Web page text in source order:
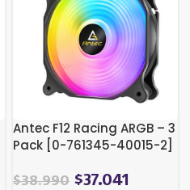
Antec F12 Racing ARGB – 3
Pack [0-761345-40015-2]
$38.990 $37.041